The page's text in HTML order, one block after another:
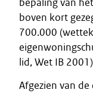
bepaling van
boven kort
700.000
lid, Wet IB
Afgezien van